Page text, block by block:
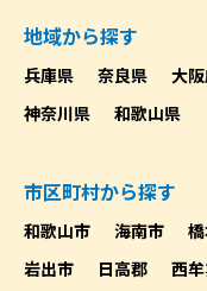
地域から探す
兵庫県 奈良県 大
神奈川県
和歌山県
市区町村から探す
和歌山市 海南市
岩出市
日高郡 西